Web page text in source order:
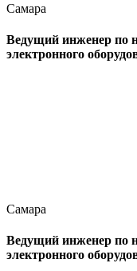
Самара
Ведущий инженер по
электронного
Самара
Ведущий инженер по
электронного